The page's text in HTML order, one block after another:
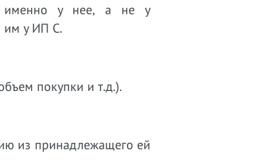
именно у нее, а не у
им у ИП С.
покупки и т.д.).
из принадлежащего ей